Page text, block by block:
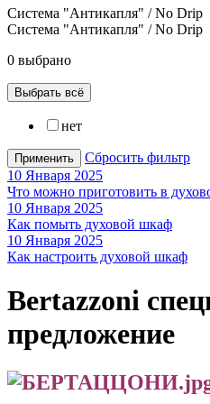
Система "Антикапля" / No Drip
Система "Антикапля" / No Drip
0 выбрано
Выбрать всё
нет
Применить
Сбросить фильтр
10 Января 2025
Что можно приготовить в
10 Января 2025
Как помыть духовой шкаф
10 Января 2025
Как настроить духовой шкаф
Bertazzoni
предложение